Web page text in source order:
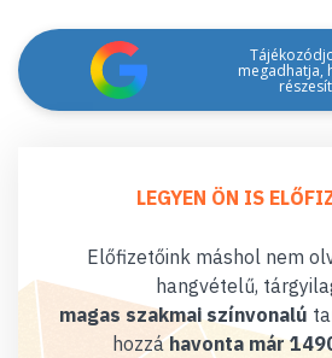
megadhatja,
LEGYEN ÖN IS
Előfizetőink máshol nem
hangvételű,
magas szakmai színvonalú
hozzáhavonta már